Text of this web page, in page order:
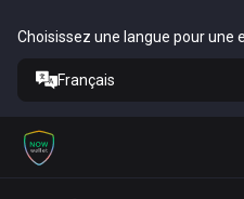
Choisissez une langue pour une
Français